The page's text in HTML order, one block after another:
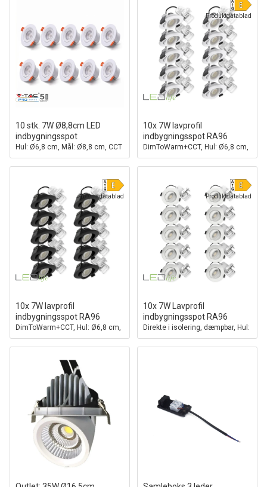
10 stk. 7W Ø8,8cm LED
indbygningsspot
Hul: Ø6,8 cm, Mål: Ø8,8 cm, CCT
- 3 lyskulører
Produktdatablad
10x 7W lavprofil
indbygningsspot RA96
DimToWarm+CCT, Hul: Ø6,8 cm,
Mål: Ø8,3 cm, hvid kant,
dæmpbar
Produktdatablad
10x 7W lavprofil
indbygningsspot RA96
DimToWarm+CCT, Hul: Ø6,8 cm,
Mål: Ø8,3 cm, sort kant,
dæmpbar
Produktdatablad
10x 7W Lavprofil
indbygningsspot RA96
Direkte i isolering, dæmpbar, Hul:
Ø6,8 cm, Mål: Ø9,3 cm